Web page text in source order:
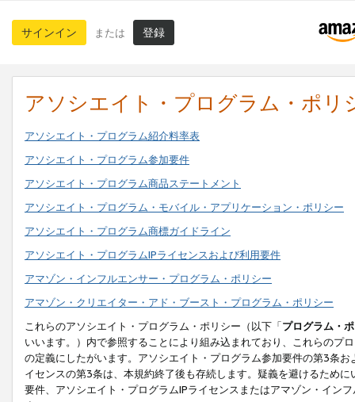
サインイン または 登録
アソシエイト・プログラム・ポリ
アソシエイト・プログラム紹介料率表
アソシエイト・プログラム参加要件
アソシエイト・プログラム商品ステートメント
アソシエイト・プログラム・モバイル・アプリケーション・ポリシー
アソシエイト・プログラム商標ガイドライン
アソシエイト・プログラムIPライセンスおよび利用要件
アマゾン・インフルエンサー・プログラム・ポリシー
アマゾン・クリエイター・アド・ブースト・プログラム・ポリシー
これらのアソシエイト・プログラム・ポリシー（以下「プログラム・
いいます。）内で参照することにより組み込まれており、これらのプ
の定義にしたがいます。アソシエイト・プログラム参加要件の第3条
イセンスの第3条は、本規約終了後も存続します。疑義を避けるため
要件、アソシエイト・プログラムIPライセンスまたはアマゾン・イン